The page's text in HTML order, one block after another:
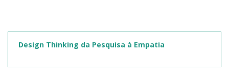
Design Thinking da Pesquisa à Empatia